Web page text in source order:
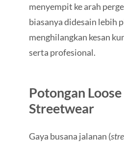
menyempit ke arah
biasanya didesain lebih
menghilangkan kesan
serta profesional.
Potongan
Streetwear
Gaya busana jalanan (